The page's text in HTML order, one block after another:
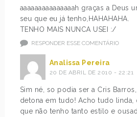
aaaaaaaaaaaaaaah graças a Deus
seu que eu já tenho,HAHAHAHA.
TENHO MAIS NUNCA USEI :/
RESPONDER ESSE COMENTÁRIO
Analissa Pereira
20 DE ABRIL DE 2010 - 22:21
Sim né, so podia ser a Cris
detona em tudo! Acho tudo linda,
que não tenho tanto estilo e